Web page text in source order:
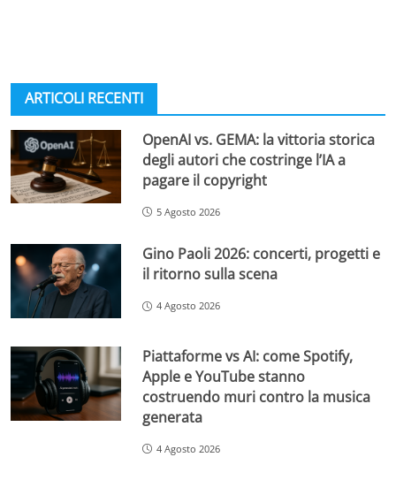
ARTICOLI RECENTI
OpenAI vs. GEMA: la vittoria storica
degli autori che costringe l’IA a
pagare il copyright
5 Agosto 2026
Gino Paoli 2026: concerti, progetti e
il ritorno sulla scena
4 Agosto 2026
Piattaforme vs AI: come Spotify,
Apple e YouTube stanno
costruendo muri contro la musica
generata
4 Agosto 2026